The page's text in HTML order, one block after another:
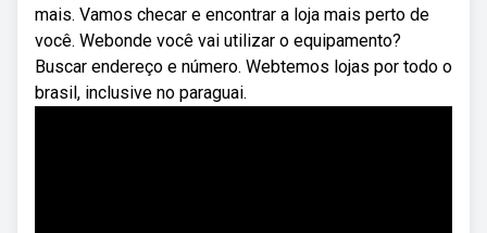
mais. Vamos checar e encontrar a loja mais perto de
você. Webonde você vai utilizar o equipamento?
Buscar endereço e número. Webtemos lojas por todo o
brasil, inclusive no paraguai.